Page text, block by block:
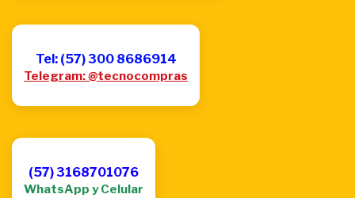
Tel: (57) 300 8686914
Telegram: @tecnocompras
(57) 3168701076
WhatsApp y Celular